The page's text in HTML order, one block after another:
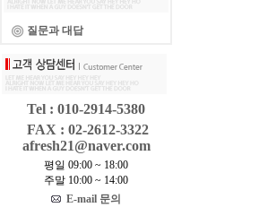
질문과 대답
Tel : 010-2914-5380
FAX : 02-2612-3322
afresh21@naver.com
평일 09:00 ~ 18:00
주말 10:00 ~ 14:00
E-mail 문의